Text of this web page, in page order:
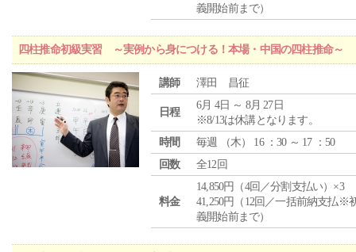
義開始前まで）
四柱推命初級実習 ～実例から身につける！本場・中国の四柱推命～
講師 澤田 昌征
日程
6月 4日 ～ 8月 27日
※8/13は休講となります。
時間
毎週 （木） 16 ：30 ～ 17 ：50
回数
全12回
料金
14,850円（4回／分割支払い）×3
41,250円（12回／一括前納支払※
義開始前まで）